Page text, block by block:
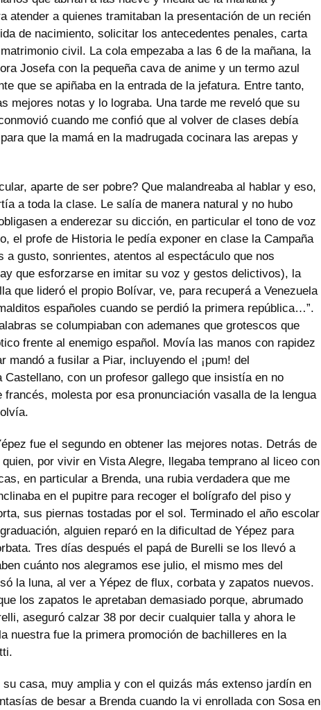
atender a quienes tramitaban la presentación de un recién
de nacimiento, solicitar los antecedentes penales, carta
civil. La cola empezaba a las 6 de la mañana, la
Josefa con la pequeña cava de anime y un termo azul
que se apiñaba en la entrada de la jefatura. Entre tanto,
mejores notas y lo lograba. Una tarde me reveló que su
cuando me confió que al volver de clases debía
que la mamá en la madrugada cocinara las arepas y
aparte de ser pobre? Que malandreaba al hablar y eso,
a toda la clase. Le salía de manera natural y no hubo
a enderezar su dicción, en particular el tono de voz
el profe de Historia le pedía exponer en clase la Campaña
a gusto, sonrientes, atentos al espectáculo que nos
que esforzarse en imitar su voz y gestos delictivos), la
que lideró el propio Bolívar, ve, para recuperá a Venezuela
españoles cuando se perdió la primera república…”.
se columpiaban con ademanes que grotescos que
frente al enemigo español. Movía las manos con rapidez
mandó a fusilar a Piar, incluyendo el ¡pum! del
con un profesor gallego que insistía en no
francés, molesta por esa pronunciación vasalla de la lengua
fue el segundo en obtener las mejores notas. Detrás de
por vivir en Vista Alegre, llegaba temprano al liceo con
en particular a Brenda, una rubia verdadera que me
en el pupitre para recoger el bolígrafo del piso y
sus piernas tostadas por el sol. Terminado el año escolar
alguien reparó en la dificultad de Yépez para
Tres días después el papá de Burelli se los llevó a
cuánto nos alegramos ese julio, el mismo mes del
la luna, al ver a Yépez de flux, corbata y zapatos nuevos.
los zapatos le apretaban demasiado porque, abrumado
aseguró calzar 38 por decir cualquier talla y ahora le
nuestra fue la primera promoción de bachilleres en la
casa, muy amplia y con el quizás más extenso jardín en
de besar a Brenda cuando la vi enrollada con Sosa en